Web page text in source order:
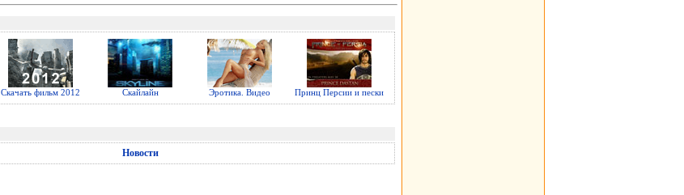
Скачать фильм 2012 Скайлайн Эротика. Видео Принц Персии и пески
Новости